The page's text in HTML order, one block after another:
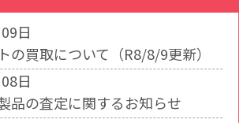
日
の買取について（R8/8/9更新）
日
品の査定に関するお知らせ